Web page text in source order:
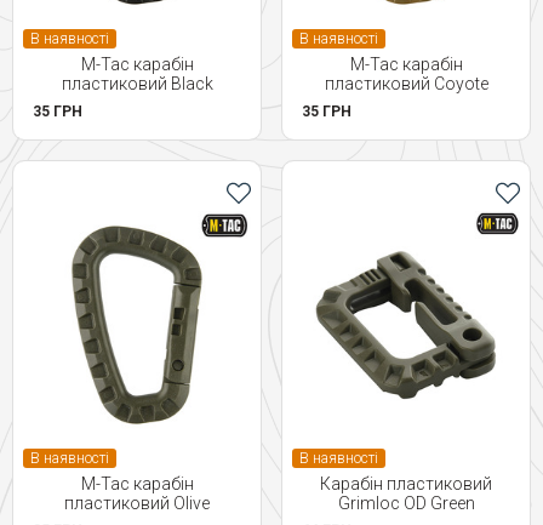
В наявності
M-Tac карабін
пластиковий Black
35 ГРН
В наявності
M-Tac карабін
пластиковий Coyote
35 ГРН
В наявності
M-Tac карабін
пластиковий Olive
В наявності
Карабін пластиковий
Grimloc OD Green